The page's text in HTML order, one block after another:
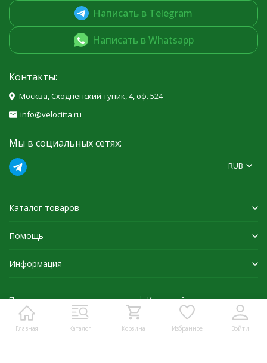
Главная Каталог Корзина Избранное Войти
Написать в Telegram
Написать в Whatsapp
Контакты:
Москва, Сходненский тупик, 4, оф. 524
info@velocitta.ru
Мы в социальных сетях:
RUB
Каталог товаров
Помощь
Информация
Политика персональных данных Карта сайта